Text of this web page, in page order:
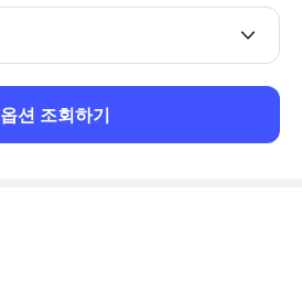
옵션 조회하기